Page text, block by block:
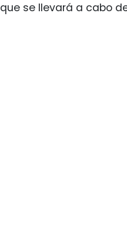
que se llevará a cabo del